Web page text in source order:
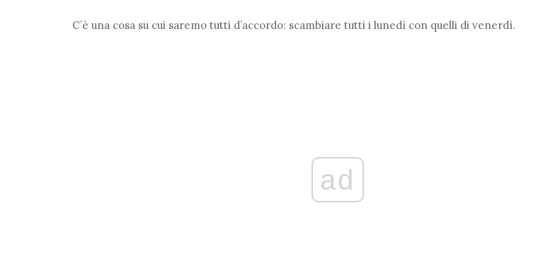
C’è una cosa su cui saremo tutti d’accordo: scambiare tutti i lunedì con quelli di venerdì.
ad